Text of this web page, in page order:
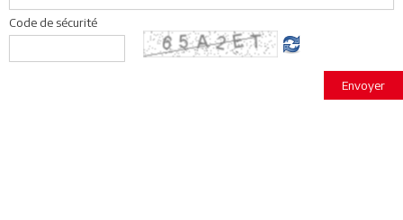
Code de sécurité
Envoyer